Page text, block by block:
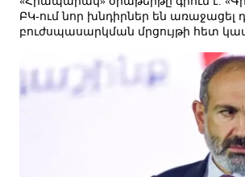
ԲԿ-ում նոր խնդիրներ են առաջացել
բուժսպասարկման մրցույթի հետ